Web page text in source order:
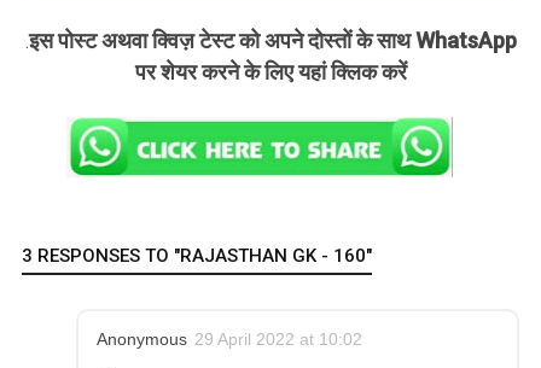
.इस पोस्ट अथवा क्विज़ टेस्ट को अपने दोस्तों के साथ WhatsApp
पर शेयर करने के लिए यहां क्लिक करें
3 RESPONSES TO "RAJASTHAN GK - 160"
Anonymous 29 April 2022 at 10:02